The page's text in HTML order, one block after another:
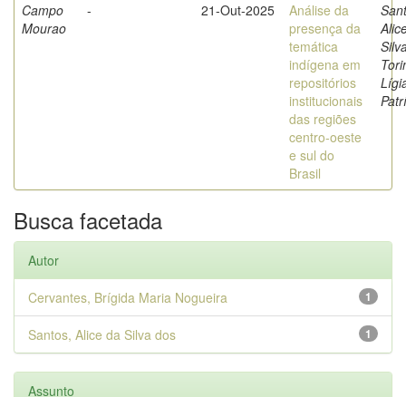
Campo
Mourao
- 21-Out-2025
Análise da
presença da
temática
indígena em
repositórios
institucionais
das regiões
centro-oeste
e sul do
Brasil
Busca facetada
Autor
1
Cervantes, Brígida Maria Nogueira
1
Santos, Alice da Silva dos
Assunto